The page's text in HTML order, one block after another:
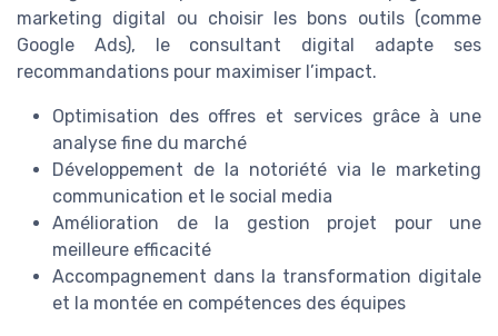
marketing digital ou choisir les bons outils (comme
Google Ads), le consultant digital adapte ses
recommandations pour maximiser l’impact.
Optimisation des offres et services grâce à une
analyse fine du marché
Développement de la notoriété via le marketing
communication et le social media
Amélioration de la gestion projet pour une
meilleure efficacité
Accompagnement dans la transformation digitale
et la montée en compétences des équipes